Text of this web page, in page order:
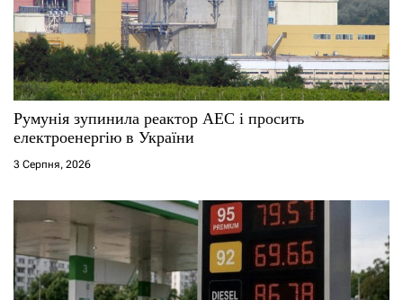
в
Румунія зупинила реактор АЕС і просить
електроенергію в України
3 Серпня, 2026